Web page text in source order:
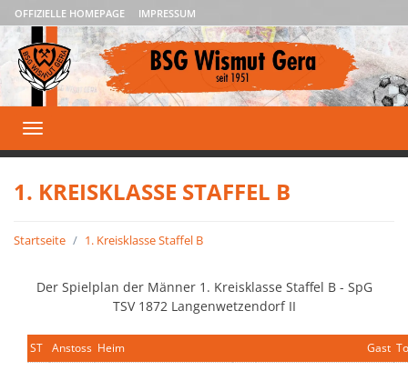
OFFIZIELLE HOMEPAGE IMPRESSUM
Toggle
navigation
1. KREISKLASSE STAFFEL B
Startseite 1. Kreisklasse Staffel B
Der Spielplan der Männer 1. Kreisklasse Staffel B - SpG
TSV 1872 Langenwetzendorf II
ST Anstoss Heim Gast